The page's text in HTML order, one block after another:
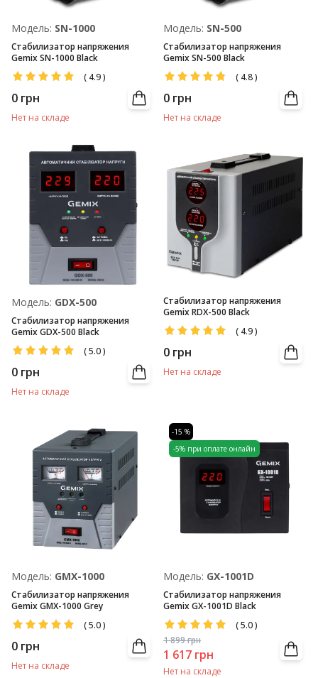
Модель: SN-1000
Стабилизатор напряжения
Gemix SN-1000 Black
( 4.9)
0 грн
Нет на складе
Модель: SN-500
Стабилизатор напряжения
Gemix SN-500 Black
( 4.8)
0 грн
Нет на складе
Модель: GDX-500
Стабилизатор напряжения
Gemix GDX-500 Black
(5.0)
0 грн
Нет на складе
Стабилизатор напряжения
Gemix RDX-500 Black
( 4.9)
0 грн
Нет на складе
Модель: GMX-1000
Стабилизатор напряжения
Gemix GMX-1000 Grey
(5.0)
0 грн
Нет на складе
-15 %
-5% при оплате онлайн
Модель: GX-1001D
Стабилизатор напряжения
Gemix GX-1001D Black
(5.0)
1 899грн
1 617 грн
Нет на складе